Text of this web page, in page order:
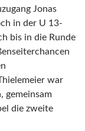
Jonas
in der U 13-
bis in die Runde
war
gemeinsam
die zweite